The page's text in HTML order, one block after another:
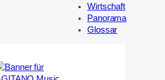
Wirtschaft
Panorama
Glossar